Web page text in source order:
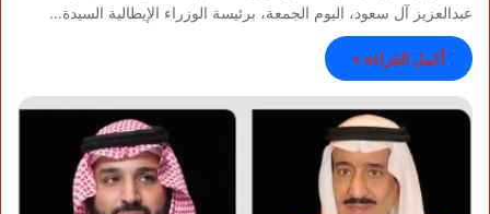
عبدالعزيز آل سعود، اليوم الجمعة، برئيسة الوزراء الإيطالية السيدة…
أكمل القراءة »